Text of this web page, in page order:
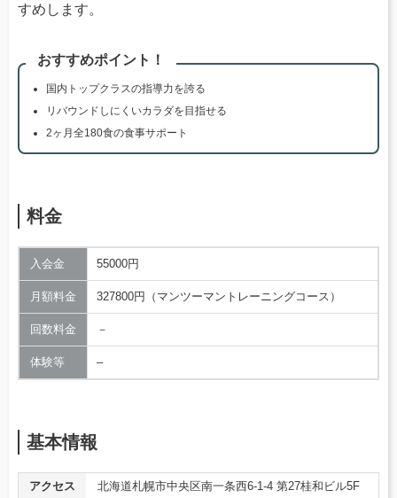
すめします。
おすすめポイント！
国内トップクラスの指導力を誇る
リバウンドしにくいカラダを目指せる
2ヶ月全180食の食事サポート
料金
入会金 55000円
月額料金 327800円（マンツーマントレーニングコース）
回数料金 －
体験等 –
基本情報
アクセス
北海道札幌市中央区南一条西6-1-4 第27桂和ビル5F